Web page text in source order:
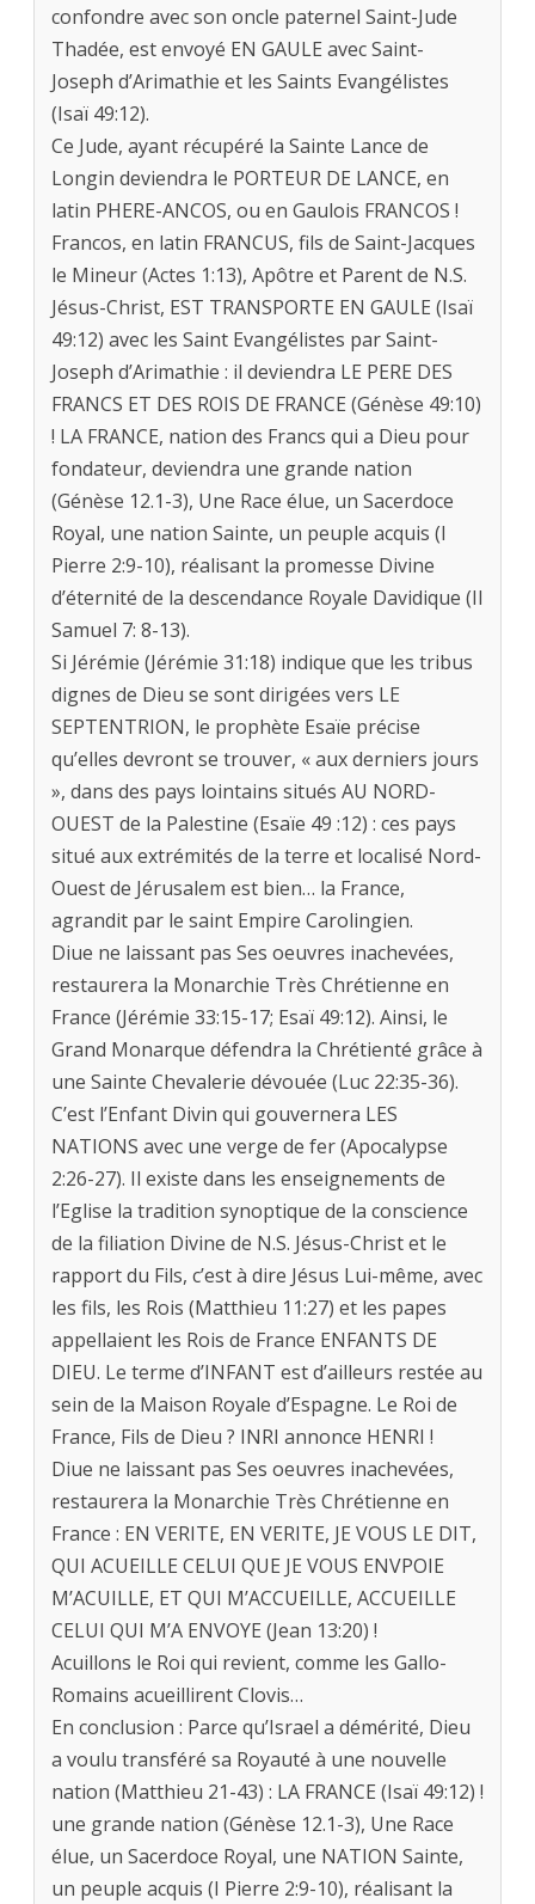
confondre avec son oncle paternel Saint-Jude
Thadée, est envoyé EN GAULE avec Saint-
Joseph d’Arimathie et les Saints Evangélistes
(Isaï 49:12).
Ce Jude, ayant récupéré la Sainte Lance de
Longin deviendra le PORTEUR DE LANCE, en
latin PHERE-ANCOS, ou en Gaulois FRANCOS !
Francos, en latin FRANCUS, fils de Saint-Jacques
le Mineur (Actes 1:13), Apôtre et Parent de N.S.
Jésus-Christ, EST TRANSPORTE EN GAULE (Isaï
49:12) avec les Saint Evangélistes par Saint-
Joseph d’Arimathie : il deviendra LE PERE DES
FRANCS ET DES ROIS DE FRANCE (Génèse 49:10)
! LA FRANCE, nation des Francs qui a Dieu pour
fondateur, deviendra une grande nation
(Génèse 12.1-3), Une Race élue, un Sacerdoce
Royal, une nation Sainte, un peuple acquis (I
Pierre 2:9-10), réalisant la promesse Divine
d’éternité de la descendance Royale Davidique (II
Samuel 7: 8-13).
Si Jérémie (Jérémie 31:18) indique que les tribus
dignes de Dieu se sont dirigées vers LE
SEPTENTRION, le prophète Esaïe précise
qu’elles devront se trouver, « aux derniers jours
», dans des pays lointains situés AU NORD-
OUEST de la Palestine (Esaïe 49 :12) : ces pays
situé aux extrémités de la terre et localisé Nord-
Ouest de Jérusalem est bien… la France,
agrandit par le saint Empire Carolingien.
Diue ne laissant pas Ses oeuvres inachevées,
restaurera la Monarchie Très Chrétienne en
France (Jérémie 33:15-17; Esaï 49:12). Ainsi, le
Grand Monarque défendra la Chrétienté grâce à
une Sainte Chevalerie dévouée (Luc 22:35-36).
C’est l’Enfant Divin qui gouvernera LES
NATIONS avec une verge de fer (Apocalypse
2:26-27). Il existe dans les enseignements de
l’Eglise la tradition synoptique de la conscience
de la filiation Divine de N.S. Jésus-Christ et le
rapport du Fils, c’est à dire Jésus Lui-même, avec
les fils, les Rois (Matthieu 11:27) et les papes
appellaient les Rois de France ENFANTS DE
DIEU. Le terme d’INFANT est d’ailleurs restée au
sein de la Maison Royale d’Espagne. Le Roi de
France, Fils de Dieu ? INRI annonce HENRI !
Diue ne laissant pas Ses oeuvres inachevées,
restaurera la Monarchie Très Chrétienne en
France : EN VERITE, EN VERITE, JE VOUS LE DIT,
QUI ACUEILLE CELUI QUE JE VOUS ENVPOIE
M’ACUILLE, ET QUI M’ACCUEILLE, ACCUEILLE
CELUI QUI M’A ENVOYE (Jean 13:20) !
Acuillons le Roi qui revient, comme les Gallo-
Romains acueillirent Clovis…
En conclusion : Parce qu’Israel a démérité, Dieu
a voulu transféré sa Royauté à une nouvelle
nation (Matthieu 21-43) : LA FRANCE (Isaï 49:12) !
une grande nation (Génèse 12.1-3), Une Race
élue, un Sacerdoce Royal, une NATION Sainte,
un peuple acquis (I Pierre 2:9-10), réalisant la